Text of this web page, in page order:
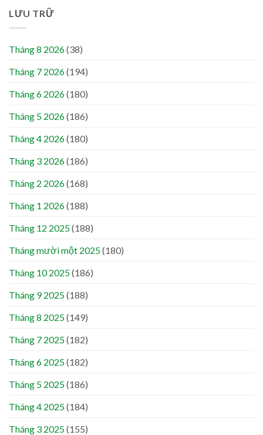
LƯU TRỮ
Tháng 8 2026(38)
Tháng 7 2026(194)
Tháng 6 2026(180)
Tháng 5 2026(186)
Tháng 4 2026(180)
Tháng 3 2026(186)
Tháng 2 2026(168)
Tháng 1 2026(188)
Tháng 12 2025(188)
Tháng mười một 2025(180)
Tháng 10 2025(186)
Tháng 9 2025(188)
Tháng 8 2025(149)
Tháng 7 2025(182)
Tháng 6 2025(182)
Tháng 5 2025(186)
Tháng 4 2025(184)
Tháng 3 2025(155)